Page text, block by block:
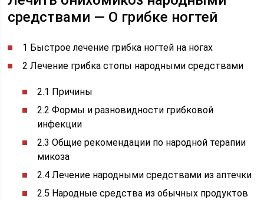
средствами — О грибке ногтей
1 Быстрое лечение грибка ногтей на ногах
2 Лечение грибка стопы народными средствами
2.1 Причины
2.2 Формы и разновидности грибковой
инфекции
2.3 Общие рекомендации по народной терапии
микоза
2.4 Лечение народными средствами из аптечки
2.5 Народные средства из обычных продуктов